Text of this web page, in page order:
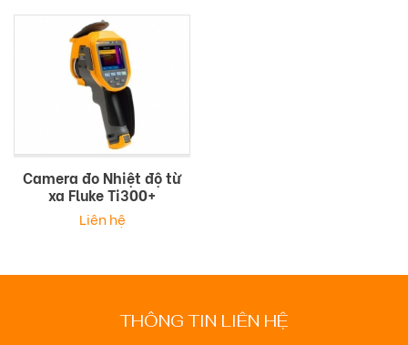
Camera đo Nhiệt độ từ
xa Fluke Ti300+
Liên hệ
THÔNG TIN LIÊN HỆ